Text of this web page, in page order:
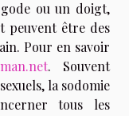
ou un doigt,
peuvent être des
Pour en savoir
. Souvent
la sodomie
tous les